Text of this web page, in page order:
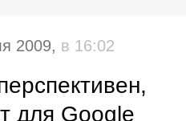
2009, в 16:02
для Google